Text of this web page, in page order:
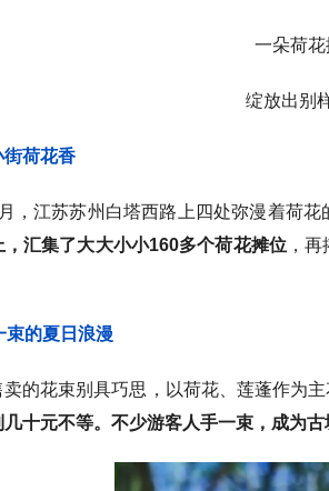
一朵荷
绽放出别
街荷花香
，江苏苏州白塔西路上四处弥漫着荷花
，汇集了大大小小160多个荷花摊位 ，
束的夏日浪漫
卖的花束别具巧思，以荷花、莲蓬作为
十元不等。不少游客人手一束，成为古